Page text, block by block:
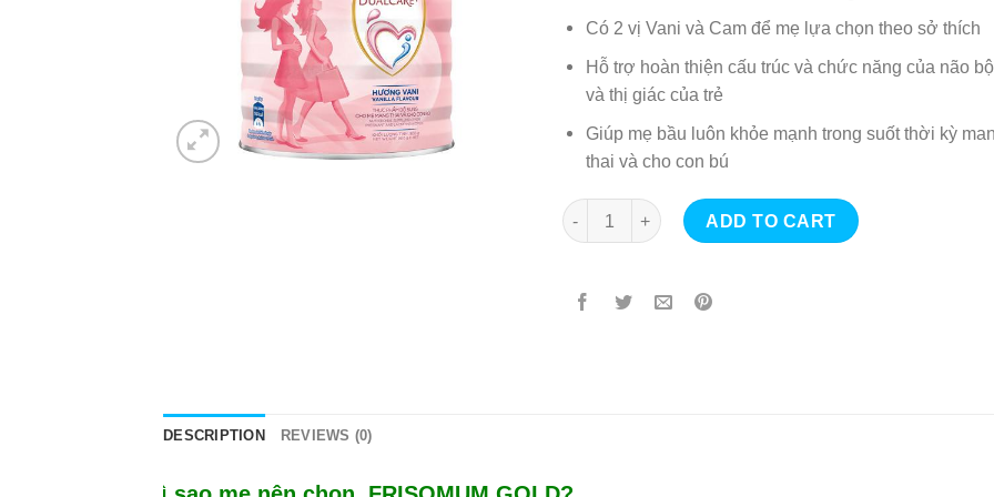
Có 2 vị Vani và Cam để mẹ lựa chọn theo sở thích
Hỗ trợ hoàn thiện cấu trúc và chức năng của não bộ
và thị giác của trẻ
Giúp mẹ bầu luôn khỏe mạnh trong suốt thời kỳ
thai và cho con bú
Sữa bột FrisoMum Gold 400gr (vị vani) quantity
ADD TO CART
DESCRIPTION REVIEWS (0)